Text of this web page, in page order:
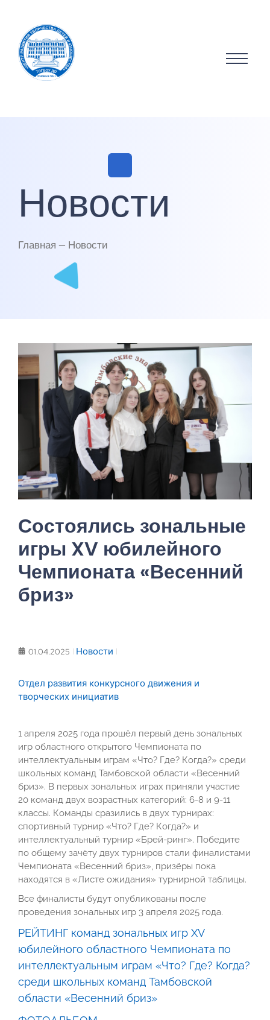
Новости
Главная — Новости
Состоялись зональные
игры XV юбилейного
Чемпионата «Весенний
бриз»
01.04.2025 Новости
Отдел развития конкурсного движения и
творческих инициатив
1 апреля 2025 года прошёл первый день зональных
игр областного открытого Чемпионата по
интеллектуальным играм «Что? Где? Когда?» среди
школьных команд Тамбовской области «Весенний
бриз». В первых зональных играх приняли участие
20 команд двух возрастных категорий: 6-8 и 9-11
классы. Команды сразились в двух турнирах:
спортивный турнир «Что? Где? Когда?» и
интеллектуальный турнир «Брей-ринг». Победите
по общему зачёту двух турниров стали финалистами
Чемпионата «Весенний бриз», призёры пока
находятся в «Листе ожидания» турнирной таблицы.
Все финалисты будут опубликованы после
проведения зональных игр 3 апреля 2025 года.
РЕЙТИНГ команд зональных игр XV
юбилейного областного Чемпионата по
интеллектуальным играм «Что? Где? Когда?
среди школьных команд Тамбовской
области «Весенний бриз»